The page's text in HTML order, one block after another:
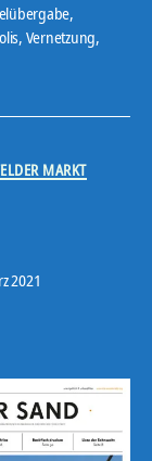
,
, Vernetzung,
MARKT
2021